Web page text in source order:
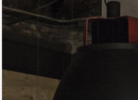
slutten
av
bildegalleri